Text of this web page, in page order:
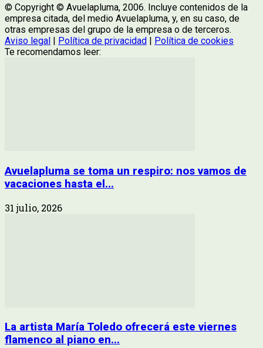
© Copyright © Avuelapluma, 2006. Incluye contenidos de la
empresa citada, del medio Avuelapluma, y, en su caso, de
otras empresas del grupo de la empresa o de terceros.
Aviso legal
Política de privacidad
Política de cookies
Te recomendamos leer:
Avuelapluma se toma un respiro: nos vamos de
vacaciones hasta el...
31 julio, 2026
La artista María Toledo ofrecerá este viernes
flamenco al piano en...